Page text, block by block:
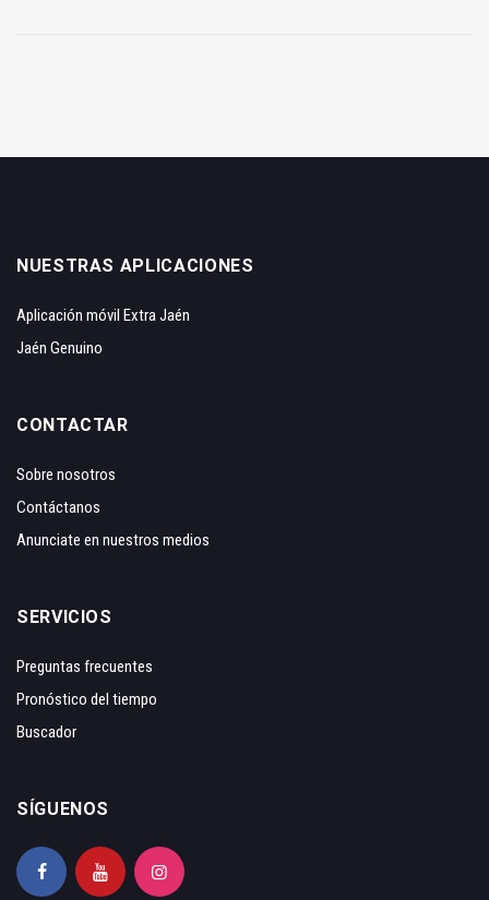
NUESTRAS APLICACIONES
Aplicación móvil Extra Jaén
Jaén Genuino
CONTACTAR
Sobre nosotros
Contáctanos
Anunciate en nuestros medios
SERVICIOS
Preguntas frecuentes
Pronóstico del tiempo
Buscador
SÍGUENOS